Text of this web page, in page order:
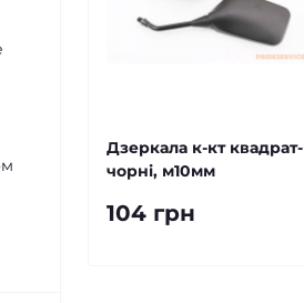
Дзеркала к-кт квадрат-
чорні, м10мм
104 грн